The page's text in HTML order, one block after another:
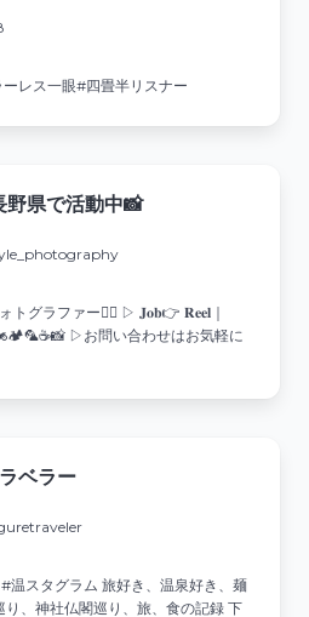
レス一眼#四畳半リスナー
野県で活動中📸
グラファー🙋‍♂️ ▷ 𝐉𝐨𝐛👉 𝐑𝐞𝐞𝐥｜
▷お問い合わせはお気軽に
ベラー
温スタグラム 旅好き、温泉好き、麺
、神社仏閣巡り、旅、食の記録 下